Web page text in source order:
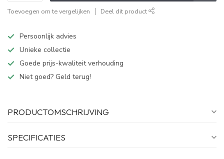
Toevoegen om te vergelijken Deel dit product
Persoonlijk advies
Unieke collectie
Goede prijs-kwaliteit verhouding
Niet goed? Geld terug!
PRODUCTOMSCHRIJVING
SPECIFICATIES